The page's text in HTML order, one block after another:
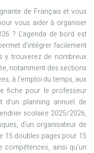
de Français et vous
vous aider à organiser
? L'agenda de bord est
d'intégrer facilement
y trouverez de nombreux
notamment des sections
à l'emploi du temps, aux
fiche pour le professeur
d'un planning annuel de
scolaire 2025/2026,
d'un organisateur de
15 doubles pages pour 15
ainsi qu'un